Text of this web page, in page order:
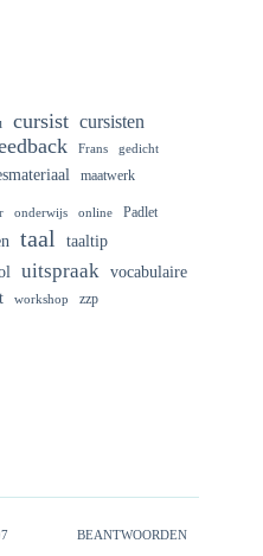
cursist cursisten
Frans gedicht
maatwerk
onderwijs online Padlet
taal taaltip
uitspraak vocabulaire
workshop zzp
BEANTWOORDEN